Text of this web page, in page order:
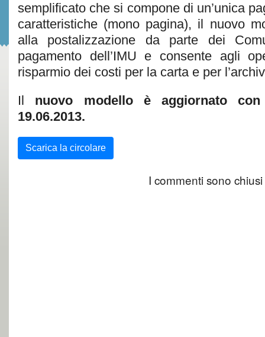
semplificato che si compone di un’unica
caratteristiche (mono pagina), il nuovo
alla postalizzazione da parte dei
pagamento dell’IMU e consente agli
risparmio dei costi per la carta e per
Il nuovo modello è aggiornato con
19.06.2013.
Scarica la circolare
I commenti sono chiusi